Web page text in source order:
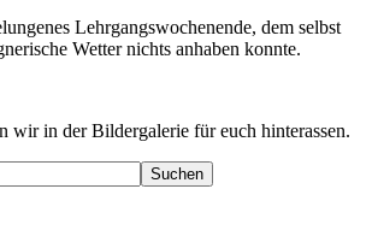
Lehrgangswochenende, dem selbst
Wetter nichts anhaben konnte.
wir in der Bildergalerie für euch hinterassen.